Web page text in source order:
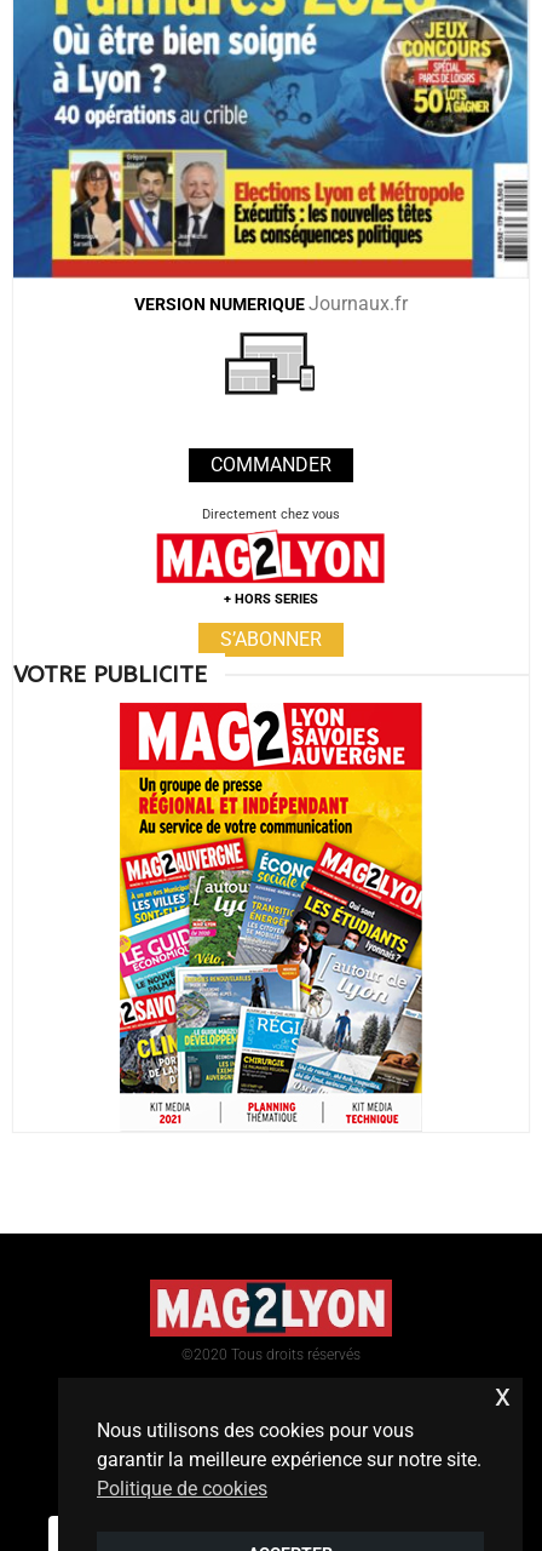
VERSION NUMERIQUEJournaux.fr
COMMANDER
Directement chez vous
+ HORS SERIES
S’ABONNER
VOTRE PUBLICITE
©2020 Tous droits réservés
Nous utilisons des cookies pour vous
garantir la meilleure expérience sur notre site.
Politique de cookies
x